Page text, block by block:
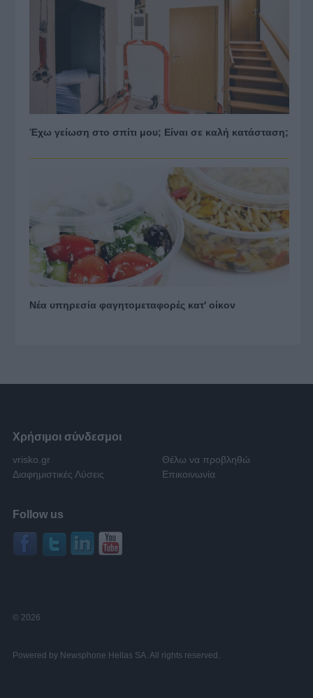
Έχω γείωση στο σπίτι μου; Είναι σε καλή κατάσταση;
Νέα υπηρεσία φαγητομεταφορές κατ' οίκον
Χρήσιμοι σύνδεσμοι
vrisko.gr
Θέλω να προβληθώ
Διαφημιστικές Λύσεις
Επικοινωνία
Follow us
© 2026
Powered by Newsphone Hellas SA. All rights reserved.